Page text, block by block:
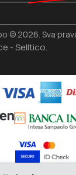
© 2026. Sva
- Selltico.